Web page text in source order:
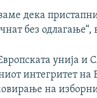
дека
без
унија и
интегритет
на